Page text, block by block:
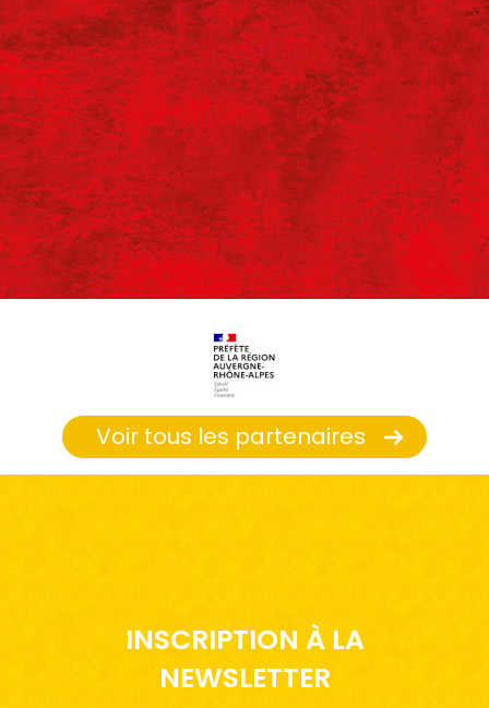
Voir tous les partenaires
INSCRIPTION À LA
NEWSLETTER